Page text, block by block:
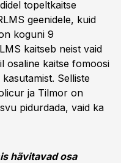
topeltkaitse
geenidele, kuid
koguni 9
kaitseb neist vaid
osaline kaitse fomoosi
Selliste
ja Tilmor on
pidurdada, vaid ka
hävitavad osa